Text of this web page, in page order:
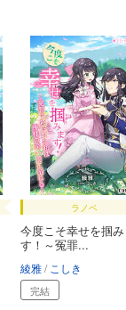
ラノベ
今度こそ幸せを掴
す！～冤罪...
綾雅 こしき
完結